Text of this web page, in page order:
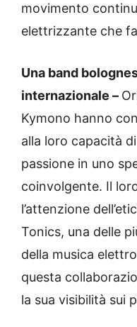
movimento
elettrizzante che
Una band
internazionale –
Kymono hanno
alla loro capacità
passione in uno
coinvolgente. Il
l’attenzione
Tonics, una delle
della musica
questa
la sua visibilità sui